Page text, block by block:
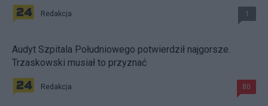
Redakcja 1
Audyt Szpitala Południowego potwierdził najgorsze.
Trzaskowski musiał to przyznać
Redakcja 80